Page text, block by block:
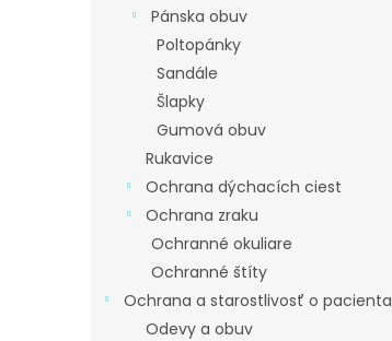
Pánska obuv
Poltopánky
Sandále
Šlapky
Gumová obuv
Rukavice
Ochrana dýchacích ciest
Ochrana zraku
Ochranné okuliare
Ochranné štíty
Ochrana a starostlivosť o pacienta
Odevy a obuv